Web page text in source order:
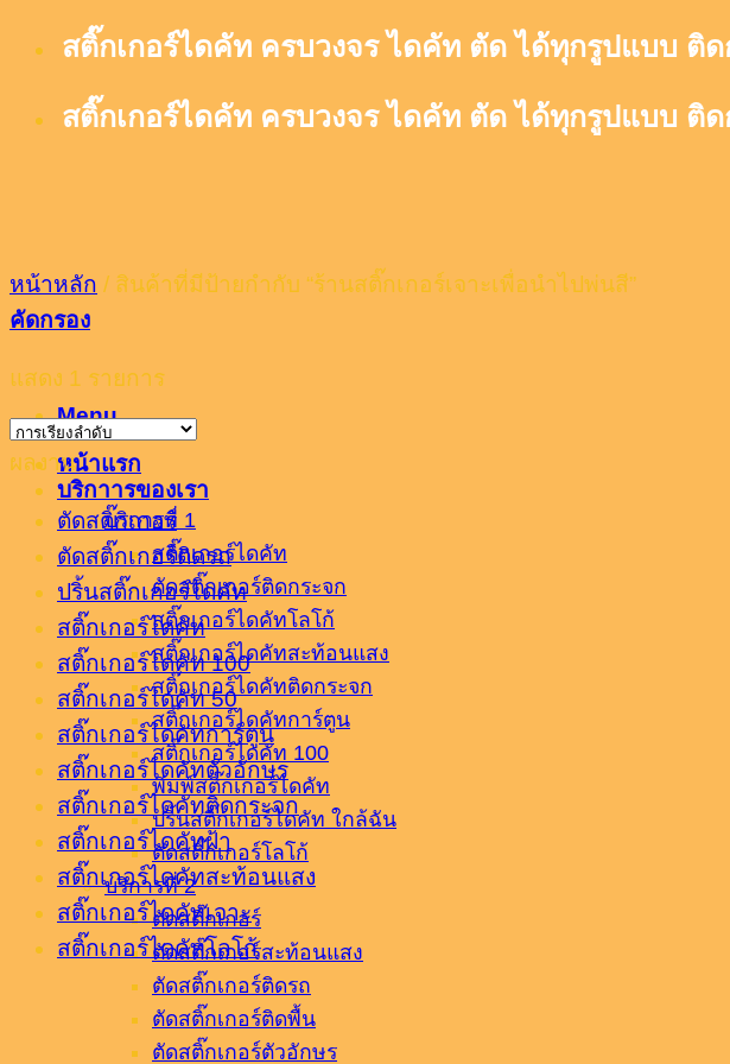
สติ๊กเกอร์ไดคัท ครบวงจร ไดคัท ตัด ได้ทุกรูปแบบ ติ
สติ๊กเกอร์ไดคัท ครบวงจร ไดคัท ตัด ได้ทุกรูปแบบ ติ
Menu
หน้าแรก
บริกาารของเรา
บริการที่ 1
สติ๊กเกอร์ไดคัท
ตัดสติ๊กเกอร์ติดกระจก
สติ๊กเกอร์ไดคัทโลโก้
สติ๊กเกอร์ไดคัทสะท้อนแสง
สติ๊กเกอร์ไดคัทติดกระจก
สติ๊กเกอร์ไดคัทการ์ตูน
สติ๊กเกอร์ไดคัท 100
พิมพ์สติ๊กเกอร์ไดคัท
ปริ้นสติ๊กเกอร์ไดคัท ใกล้ฉัน
ตัดสติ๊กเกอร์โลโก้
บริการที่ 2
ตัดสติ๊กเกอร์
ตัดสติ๊กเกอร์สะท้อนแสง
ตัดสติ๊กเกอร์ติดรถ
ตัดสติ๊กเกอร์ติดพื้น
ตัดสติ๊กเกอร์ตัวอักษร
หน้าหลัก / สินค้าที่มีป้ายกำกับ “ร้านสติ๊กเกอร์เจาะเพื่อนำไปพ่นสี”
คัดกรอง
แสดง 1 รายการ
ผลงาน
ตัดสติ๊กเกอร์
ตัดสติ๊กเกอร์ติดรถ
ปริ้นสติ๊กเกอร์ไดคัท
สติ๊กเกอร์ไดคัท
สติ๊กเกอร์ไดคัท 100
สติ๊กเกอร์ไดคัท 50
สติ๊กเกอร์ไดคัทการ์ตูน
สติ๊กเกอร์ไดคัทตัวอักษร
สติ๊กเกอร์ไดคัทติดกระจก
สติ๊กเกอร์ไดคัทฝ้า
สติ๊กเกอร์ไดคัทสะท้อนแสง
สติ๊กเกอร์ไดคัทเจาะ
สติ๊กเกอร์ไดคัทโลโก้